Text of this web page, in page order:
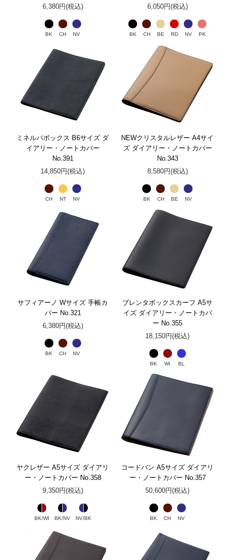
6,380円(税込)
BK CH NV
6,050円(税込)
BK CH BE RD NV PK
ミネルバボックス B6サイズ ダ
イアリー・ノートカバー
No.391
14,850円(税込)
CH NT NV
NEWクリスタルレザー A4サイ
ズ ダイアリー・ノートカバー
No.343
8,580円(税込)
BK CH BE NV
サフィアーノ Wサイズ 手帳カ
バー No.321
6,380円(税込)
BK CH NV
ブレンタボックスカーフ A5サ
イズ ダイアリー・ノートカバ
ー No.355
18,150円(税込)
BK WI BL
ヤクレザー A5サイズ ダイアリ
ー・ノートカバー No.358
9,350円(税込)
BK/WI BK/NV NV/BK
コードバン A5サイズ ダイアリ
ー・ノートカバー No.357
50,600円(税込)
BK CH NV